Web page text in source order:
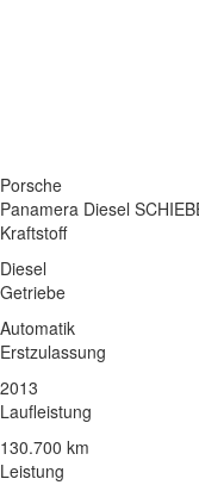
Porsche
Panamera Diesel
Kraftstoff
Diesel
Getriebe
Automatik
Erstzulassung
2013
Laufleistung
130.700 km
Leistung